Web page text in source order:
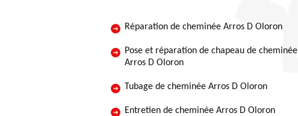
Réparation de cheminée Arros D Oloron
Pose et réparation de chapeau de cheminée
Arros D Oloron
Tubage de cheminée Arros D Oloron
Entretien de cheminée Arros D Oloron